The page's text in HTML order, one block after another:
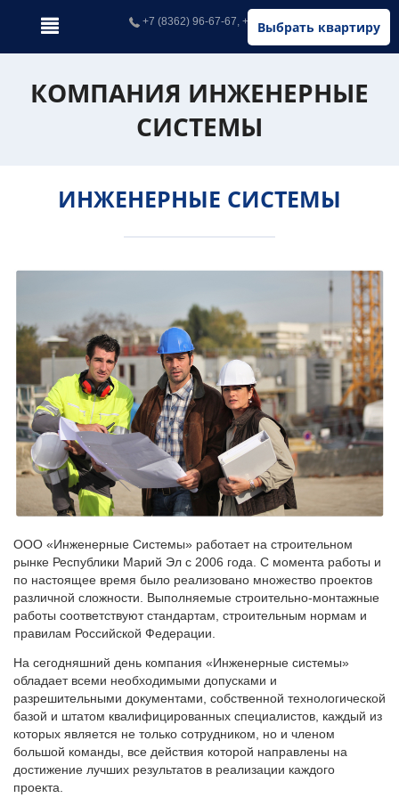
Выбрать квартиру
+7 (8362) 96-67-67, +7 (902) 326-67-67
КОМПАНИЯ ИНЖЕНЕРНЫЕ
СИСТЕМЫ
ИНЖЕНЕРНЫЕ СИСТЕМЫ
ООО «Инженерные Системы» работает на строительном
рынке Республики Марий Эл с 2006 года. С момента работы и
по настоящее время было реализовано множество проектов
различной сложности. Выполняемые строительно-монтажные
работы соответствуют стандартам, строительным нормам и
правилам Российской Федерации.
На сегодняшний день компания «Инженерные системы»
обладает всеми необходимыми допусками и
разрешительными документами, собственной технологической
базой и штатом квалифицированных специалистов, каждый из
которых является не только сотрудником, но и членом
большой команды, все действия которой направлены на
достижение лучших результатов в реализации каждого
проекта.